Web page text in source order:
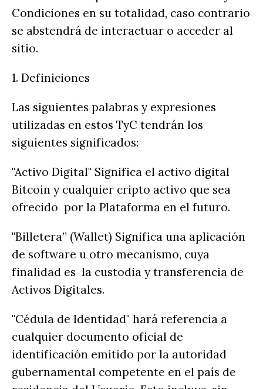
Condiciones en su totalidad, caso contrario
se abstendrá de interactuar o acceder al
sitio.
1. Definiciones
Las siguientes palabras y expresiones
utilizadas en estos TyC tendrán los
siguientes significados:
"Activo Digital" Significa el activo digital
Bitcoin y cualquier cripto activo que sea
ofrecido por la Plataforma en el futuro.
"Billetera” (Wallet) Significa una aplicación
de software u otro mecanismo, cuya
finalidad es la custodia y transferencia de
Activos Digitales.
"Cédula de Identidad" hará referencia a
cualquier documento oficial de
identificación emitido por la autoridad
gubernamental competente en el país de